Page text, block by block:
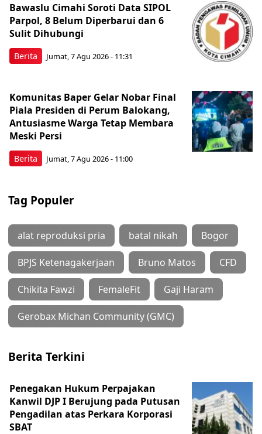
Berita
Bawaslu Cimahi Soroti Data SIPOL
Parpol, 8 Belum Diperbarui dan 6
Sulit Dihubungi
Jumat, 7 Agu 2026 - 11:31
Berita
Komunitas Baper Gelar Nobar Final
Piala Presiden di Perum Balokang,
Antusiasme Warga Tetap Membara
Meski Persi
Jumat, 7 Agu 2026 - 11:00
Tag Populer
alat reproduksi pria batal nikah Bogor
BPJS Ketenagakerjaan Bruno Matos CFD
Chikita Fawzi FemaleFit Gaji Haram
Gerobax Michan Community (GMC)
Berita Terkini
Penegakan Hukum Perpajakan
Kanwil DJP I Berujung pada Putusan
Pengadilan atas Perkara Korporasi
SBAT